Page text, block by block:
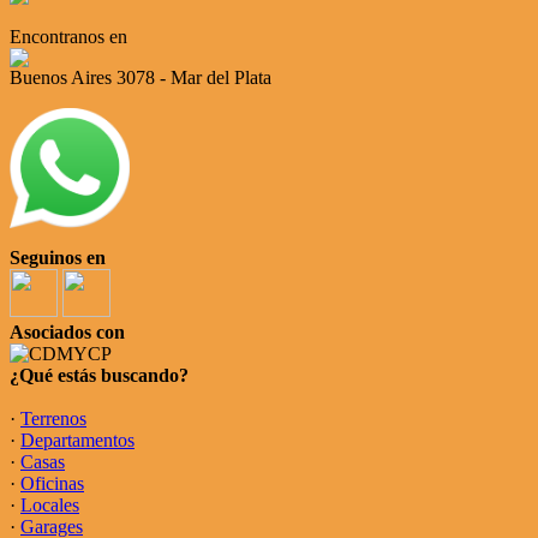
Encontranos en
Buenos Aires 3078 - Mar del Plata
Seguinos en
Asociados con
¿Qué estás buscando?
· Terrenos
· Departamentos
· Casas
· Oficinas
· Locales
· Garages